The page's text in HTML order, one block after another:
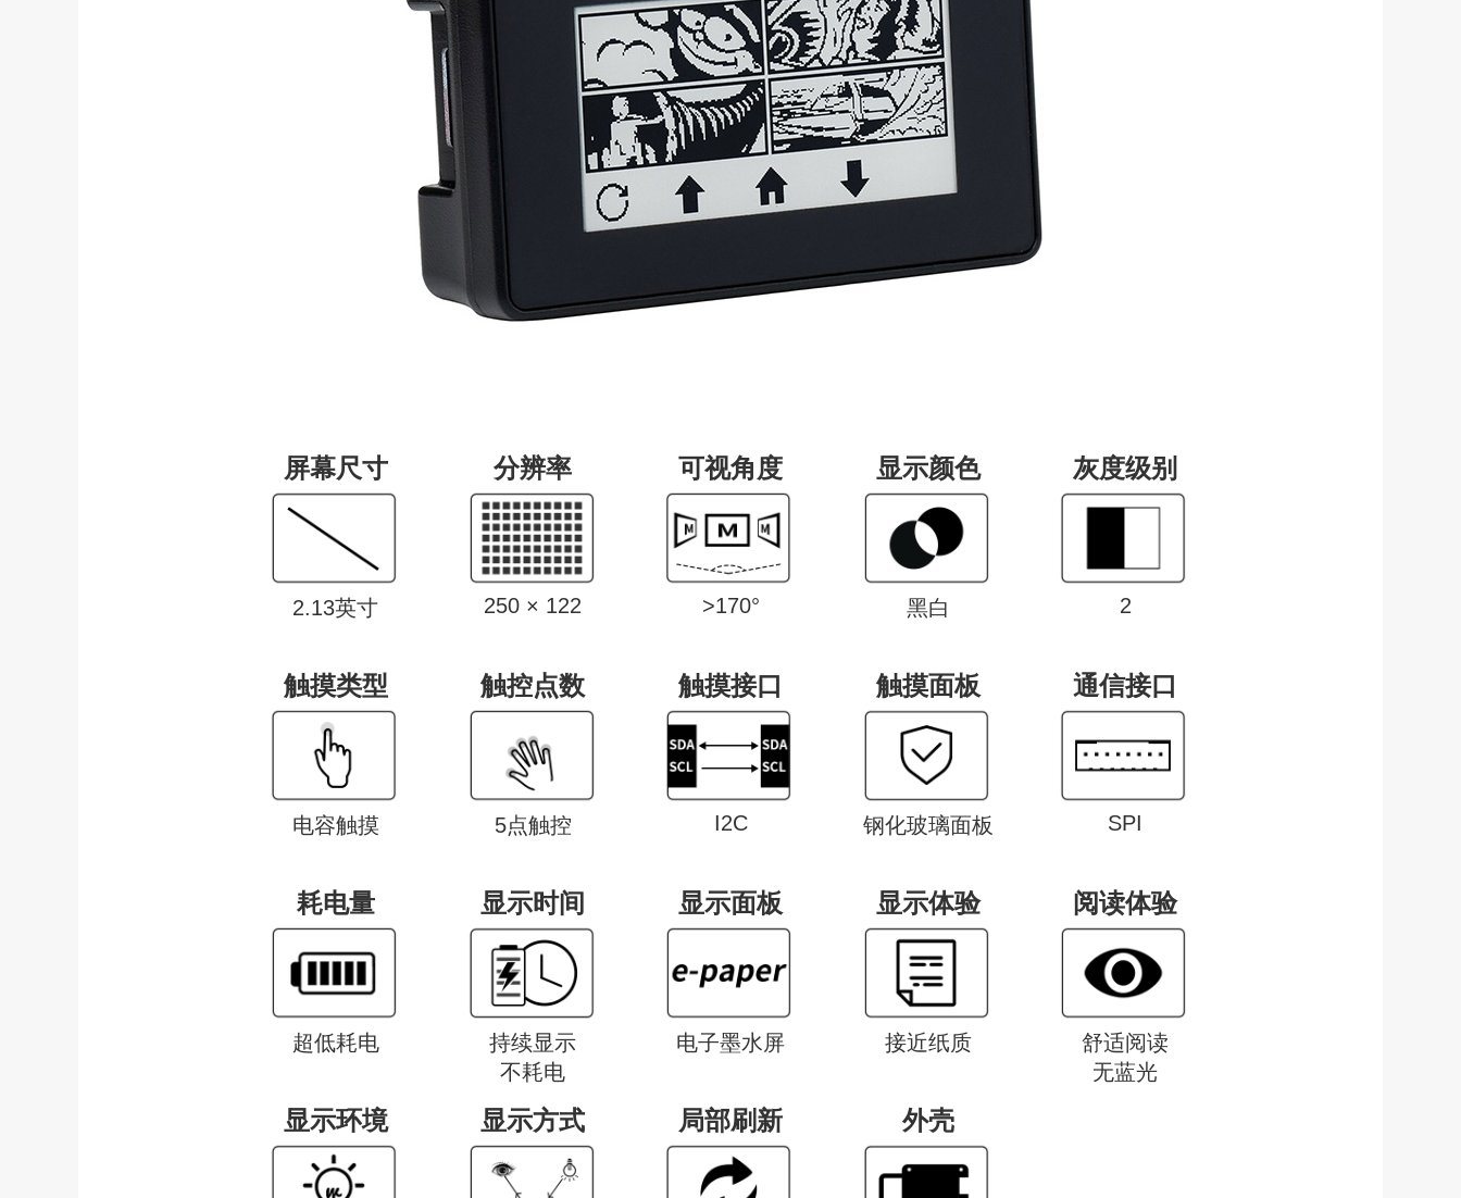
屏幕尺寸
2.13英寸
分辨率
250 × 122
可视角度
>170°
显示颜色
黑白
灰度级别
2
触摸类型
电容触摸
触控点数
5点触控
触摸接口
I2C
触摸面板
钢化玻璃面板
通信接口
SPI
耗电量
超低耗电
显示时间
持续显示
不耗电
显示面板
电子墨水屏
显示体验
接近纸质
阅读体验
舒适阅读
无蓝光
显示环境 显示方式 局部刷新 外壳